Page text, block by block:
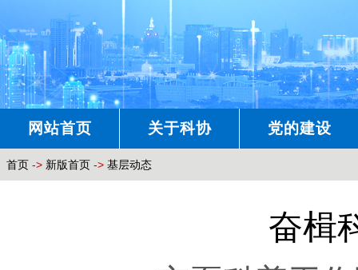
网站首页 关于科协 党的建设
首页 -> 新版首页 -> 基层动态
奋楫